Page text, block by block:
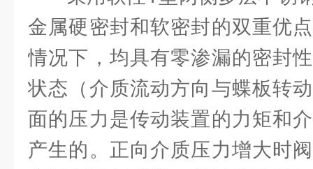
金属硬密封和软密封的双重优
情况下，均具有零渗漏的密封
状态（介质流动方向与蝶板转
面的压力是传动装置的力矩和
产生的。正向介质压力增大时